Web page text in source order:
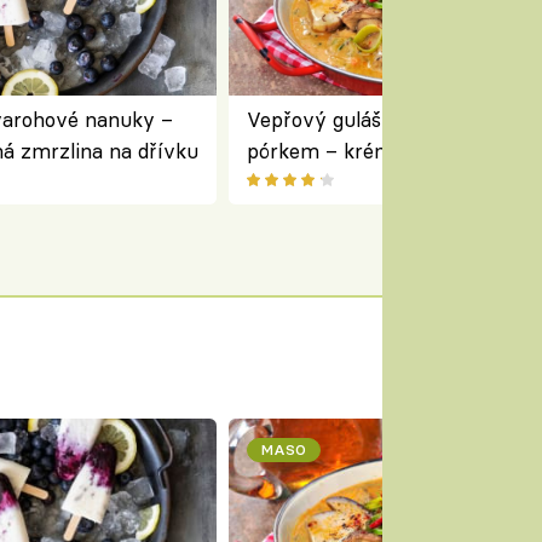
nanuky –
zmrzlina na dřívku
Vepřový guláš s houbami a
pórkem – krémový a voňavý
pokrm z jednoho hrnce
MASO